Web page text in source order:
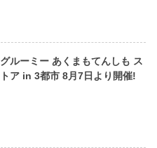
グルーミー あくまもてんしも ス
トア in 3都市 8月7日より開催!